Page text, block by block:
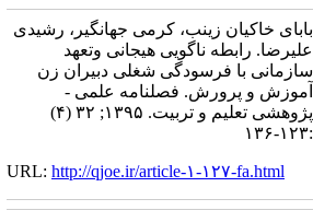
بابای خاکیان زینب، کرمی جهانگیر، رشیدی
علیرضا. رابطه ناگویی هیجانی وتعهد
سازمانی با فرسودگی شغلی دبیران زن
آموزش و پرورش. فصلنامه علمی -
پژوهشی تعلیم و تربیت. ۱۳۹۵; ۳۲ (۴)
:۱۲۳-۱۳۶
URL: http://qjoe.ir/article-۱-۱۲۷-fa.html